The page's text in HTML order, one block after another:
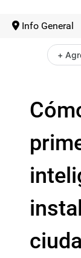
Info General
+